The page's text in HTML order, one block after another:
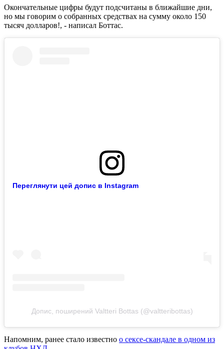
Окончательные цифры будут подсчитаны в ближайшие дни,
но мы говорим о собранных средствах на сумму около 150
тысяч долларов!, - написал Боттас.
Переглянути цей допис в Instagram
Допис, поширений Valtteri Bottas (@valtteribottas)
Напомним, ранее стало известно о сексе-скандале в одном из